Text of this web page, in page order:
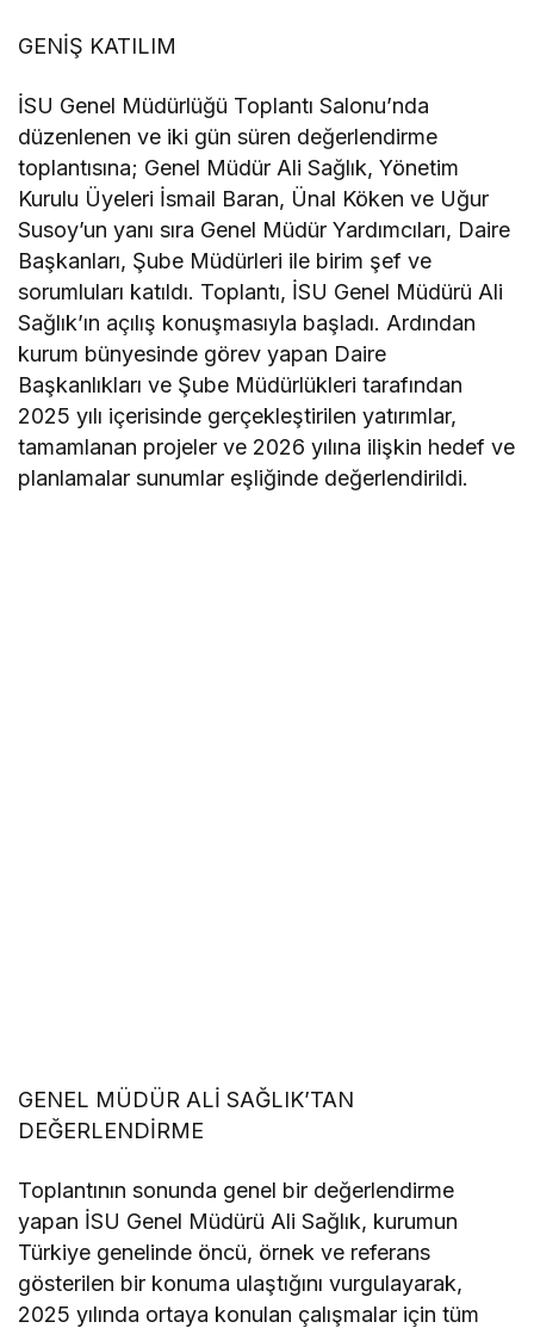
GENİŞ KATILIM
İSU Genel Müdürlüğü Toplantı Salonu’nda
düzenlenen ve iki gün süren değerlendirme
toplantısına; Genel Müdür Ali Sağlık, Yönetim
Kurulu Üyeleri İsmail Baran, Ünal Köken ve Uğur
Susoy’un yanı sıra Genel Müdür Yardımcıları, Daire
Başkanları, Şube Müdürleri ile birim şef ve
sorumluları katıldı. Toplantı, İSU Genel Müdürü Ali
Sağlık’ın açılış konuşmasıyla başladı. Ardından
kurum bünyesinde görev yapan Daire
Başkanlıkları ve Şube Müdürlükleri tarafından
2025 yılı içerisinde gerçekleştirilen yatırımlar,
tamamlanan projeler ve 2026 yılına ilişkin hedef ve
planlamalar sunumlar eşliğinde değerlendirildi.
GENEL MÜDÜR ALİ SAĞLIK’TAN
DEĞERLENDİRME
Toplantının sonunda genel bir değerlendirme
yapan İSU Genel Müdürü Ali Sağlık, kurumun
Türkiye genelinde öncü, örnek ve referans
gösterilen bir konuma ulaştığını vurgulayarak,
2025 yılında ortaya konulan çalışmalar için tüm